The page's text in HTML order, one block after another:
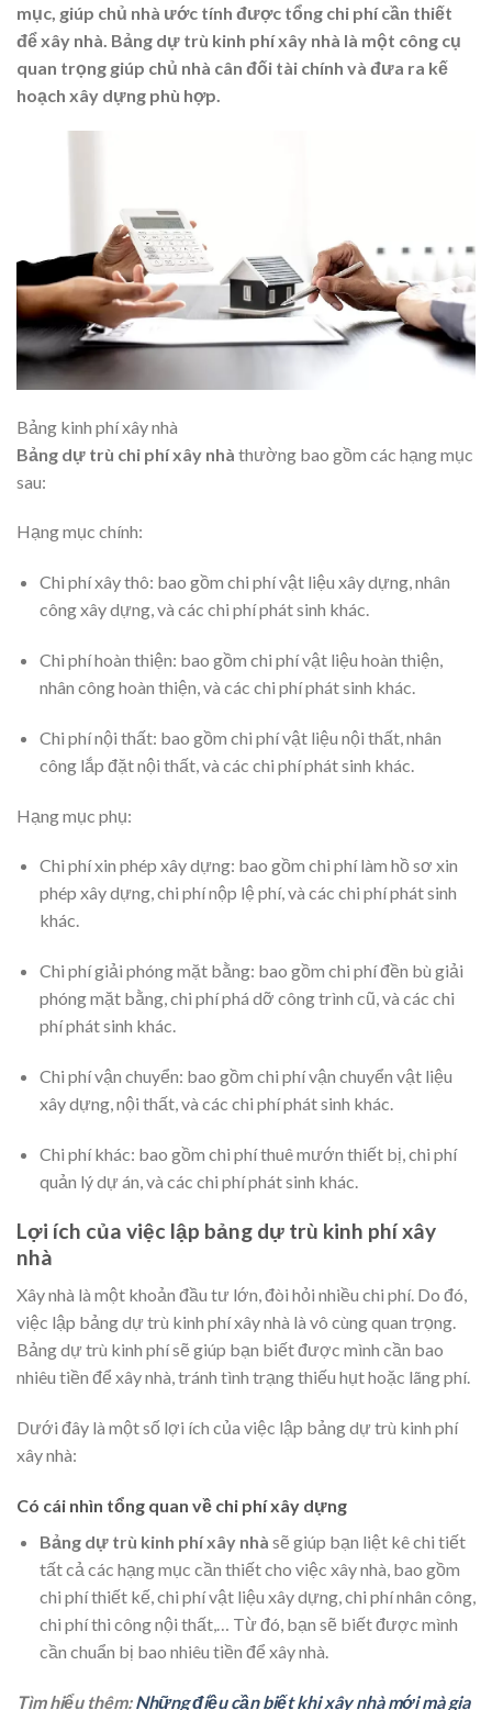
mục, giúp chủ nhà ước tính được tổng chi phí cần thiết
để xây nhà. Bảng dự trù kinh phí xây nhà là một công cụ
quan trọng giúp chủ nhà cân đối tài chính và đưa ra kế
hoạch xây dựng phù hợp.
Bảng kinh phí xây nhà
Bảng dự trù chi phí xây nhà thường bao gồm các hạng mục
sau:
Hạng mục chính:
Chi phí xây thô: bao gồm chi phí vật liệu xây dựng, nhân
công xây dựng, và các chi phí phát sinh khác.
Chi phí hoàn thiện: bao gồm chi phí vật liệu hoàn thiện,
nhân công hoàn thiện, và các chi phí phát sinh khác.
Chi phí nội thất: bao gồm chi phí vật liệu nội thất, nhân
công lắp đặt nội thất, và các chi phí phát sinh khác.
Hạng mục phụ:
Chi phí xin phép xây dựng: bao gồm chi phí làm hồ sơ xin
phép xây dựng, chi phí nộp lệ phí, và các chi phí phát sinh
khác.
Chi phí giải phóng mặt bằng: bao gồm chi phí đền bù giải
phóng mặt bằng, chi phí phá dỡ công trình cũ, và các chi
phí phát sinh khác.
Chi phí vận chuyển: bao gồm chi phí vận chuyển vật liệu
xây dựng, nội thất, và các chi phí phát sinh khác.
Chi phí khác: bao gồm chi phí thuê mướn thiết bị, chi phí
quản lý dự án, và các chi phí phát sinh khác.
Lợi ích của việc lập bảng dự trù kinh phí xây
nhà
Xây nhà là một khoản đầu tư lớn, đòi hỏi nhiều chi phí. Do đó,
việc lập bảng dự trù kinh phí xây nhà là vô cùng quan trọng.
Bảng dự trù kinh phí sẽ giúp bạn biết được mình cần bao
nhiêu tiền để xây nhà, tránh tình trạng thiếu hụt hoặc lãng phí.
Dưới đây là một số lợi ích của việc lập bảng dự trù kinh phí
xây nhà:
Có cái nhìn tổng quan về chi phí xây dựng
Bảng dự trù kinh phí xây nhà sẽ giúp bạn liệt kê chi tiết
tất cả các hạng mục cần thiết cho việc xây nhà, bao gồm
chi phí thiết kế, chi phí vật liệu xây dựng, chi phí nhân công,
chi phí thi công nội thất,… Từ đó, bạn sẽ biết được mình
cần chuẩn bị bao nhiêu tiền để xây nhà.
Tìm hiểu thêm:Những điều cần biết khi xây nhà mới mà gia